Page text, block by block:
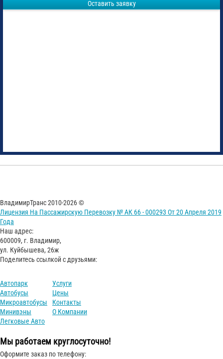
Оставить заявку
ВладимирТранс 2010-2026 ©
Лицензия На Пассажирскую Перевозку № АК 66 - 000293 От 20 Апреля 2019
Года
Наш адрес:
600009, г. Владимир,
ул. Куйбышева, 26ж
Поделитесь ссылкой с друзьями:
Автопарк
Автобусы
Микроавтобусы
Минивэны
Легковые Авто
Услуги
Цены
Контакты
О Компании
Мы работаем круглосуточно!
Оформите заказ по телефону: